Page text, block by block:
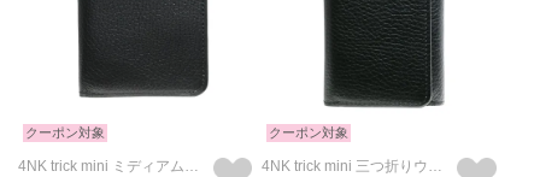
クーポン対象
4NK trick mini ミディアムウォレット キャッシュレス対応のお財布 /二つ折り/アイレットプリント
クーポン対象
4NK trick mini 三つ折りウォレット キャッシュレス対応のお財布/三つ折り/アイレットプリント